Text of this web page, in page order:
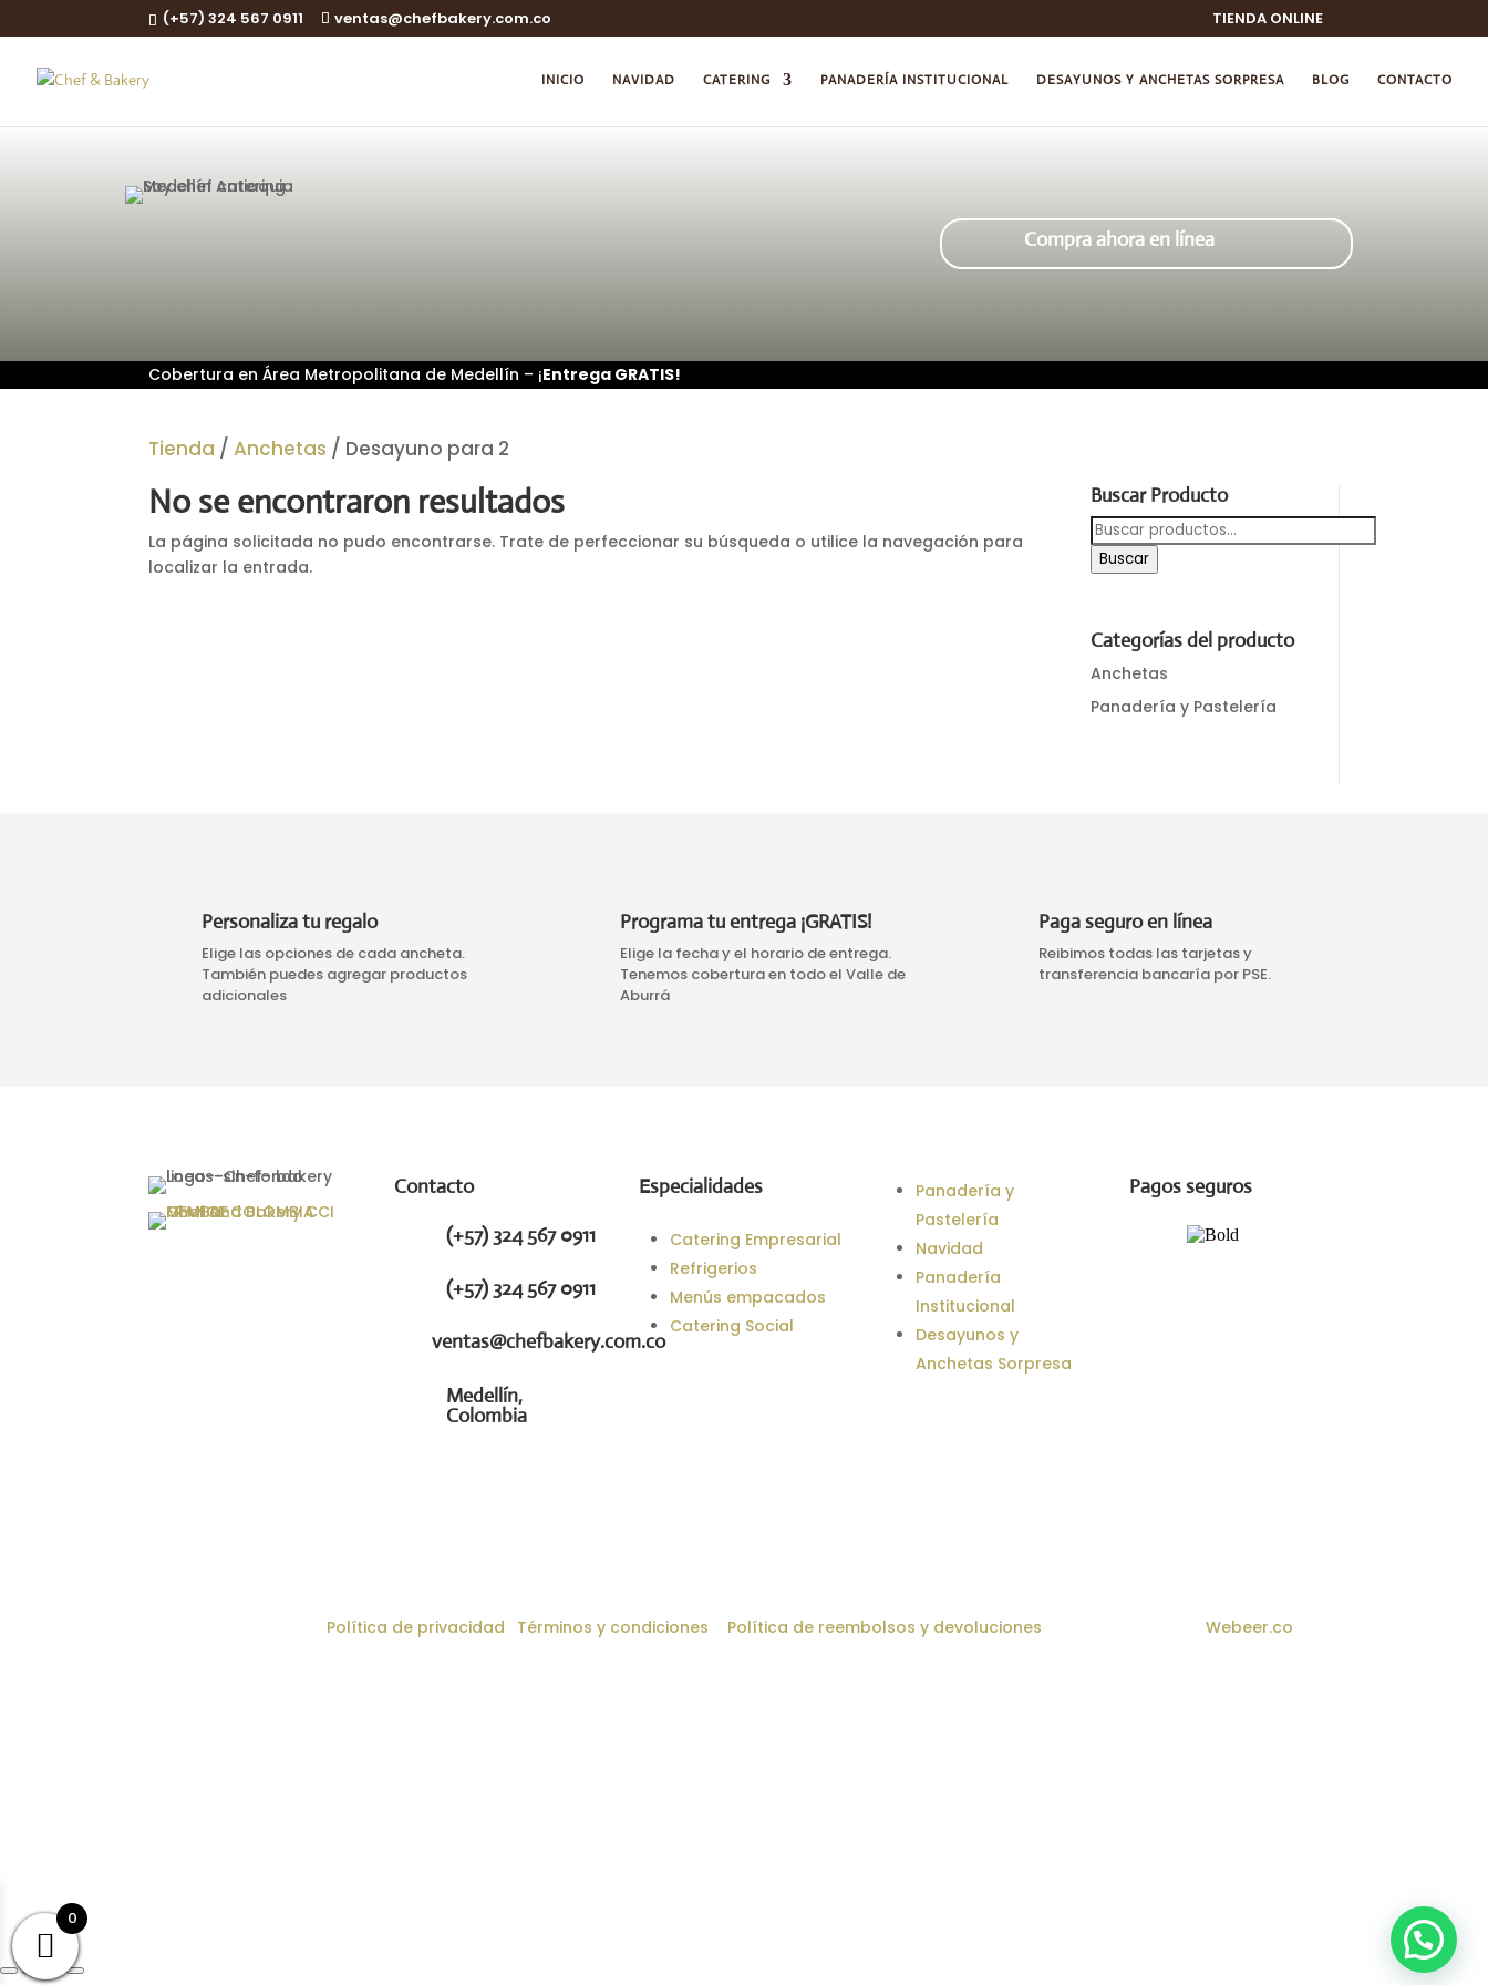
(+57) 324 567 0911 ventas@chefbakery.com.co TIENDA ONLINE
INICIO NAVIDAD CATERING PANADERÍA INSTITUCIONAL DESAYUNOS Y ANCHETAS SORPRESA BLOG CONTACTO
Compra ahora en línea
Cobertura en Área Metropolitana de Medellín – ¡Entrega GRATIS!
Tienda /Anchetas / Desayuno para 2
No se encontraron resultados
La página solicitada no pudo encontrarse. Trate de perfeccionar su búsqueda o utilice la navegación para
localizar la entrada.
Buscar Producto
Buscar
por:
Buscar
Categorías del producto
Anchetas
Panadería y Pastelería
Personaliza tu regalo
Elige las opciones de cada ancheta.
También puedes agregar productos
adicionales
Programa tu entrega ¡GRATIS!
Elige la fecha y el horario de entrega.
Tenemos cobertura en todo el Valle de
Aburrá
Paga seguro en línea
Reibimos todas las tarjetas y
transferencia bancaría por PSE.
Contacto
(+57) 324 567 0911
(+57) 324 567 0911
ventas@chefbakery.com.co
Medellín,
Colombia
Especialidades
Catering Empresarial
Refrigerios
Menús empacados
Catering Social
Panadería y
Pastelería
Navidad
Panadería
Institucional
Desayunos y
Anchetas Sorpresa
Pagos seguros
Política de privacidad Términos y condiciones Política de reembolsos y devoluciones – Desarrollado porWebeer.co
0